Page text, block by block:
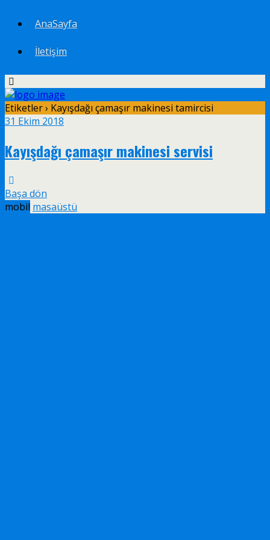
AnaSayfa
İletişim
Etiketler › Kayışdağı çamaşır makinesi tamircisi
31 Ekim 2018
Kayışdağı çamaşır makinesi servisi
Başa dön
mobil masaüstü